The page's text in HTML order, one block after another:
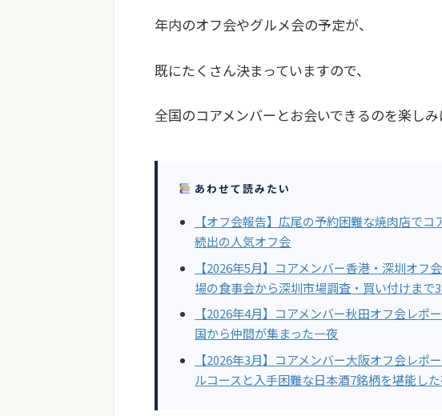
年内のオフ会やグルメ会の予定が、
既にたくさん決まっていますので、
全国のコアメンバーとお会いできるのを楽しみ
あわせて読みたい
【オフ会報告】広尾の予約困難な焼肉店で
続出の人気オフ会
【2026年5月】コアメンバー香港・深圳オ
場の食事会から深圳市場調査・買い付けまで
【2026年4月】コアメンバー秋田オフ会レポ
国から仲間が集まった一夜
【2026年3月】コアメンバー大阪オフ会レポ
ルコースと入手困難な日本酒7銘柄を堪能し